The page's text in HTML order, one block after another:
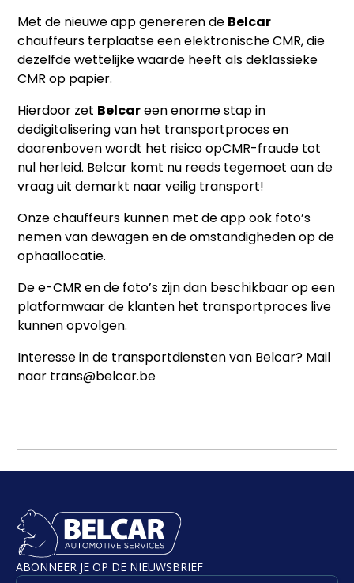
Met de nieuwe app genereren de Belcar
chauffeurs terplaatse een elektronische CMR, die
dezelfde wettelijke waarde heeft als deklassieke
CMR op papier.
Hierdoor zet Belcareen enorme stap in
dedigitalisering van het transportproces en
daarenboven wordt het risico opCMR-fraude tot
nul herleid. Belcar komt nu reeds tegemoet aan de
vraag uit demarkt naar veilig transport!
Onze chauffeurs kunnen met de app ook foto’s
nemen van dewagen en de omstandigheden op de
ophaallocatie.
De e-CMR en de foto’s zijn dan beschikbaar op een
platformwaar de klanten het transportproces live
kunnen opvolgen.
Interesse in de transportdiensten van Belcar? Mail
naar trans@belcar.be
ABONNEER JE OP DE NIEUWSBRIEF